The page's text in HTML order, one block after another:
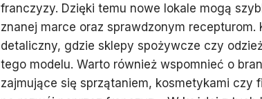
franczyzy. Dzięki temu nowe lokale mogą
znanej marce oraz sprawdzonym recepturom.
detaliczny, gdzie sklepy spożywcze czy
tego modelu. Warto również wspomnieć o
zajmujące się sprzątaniem, kosmetykami czy